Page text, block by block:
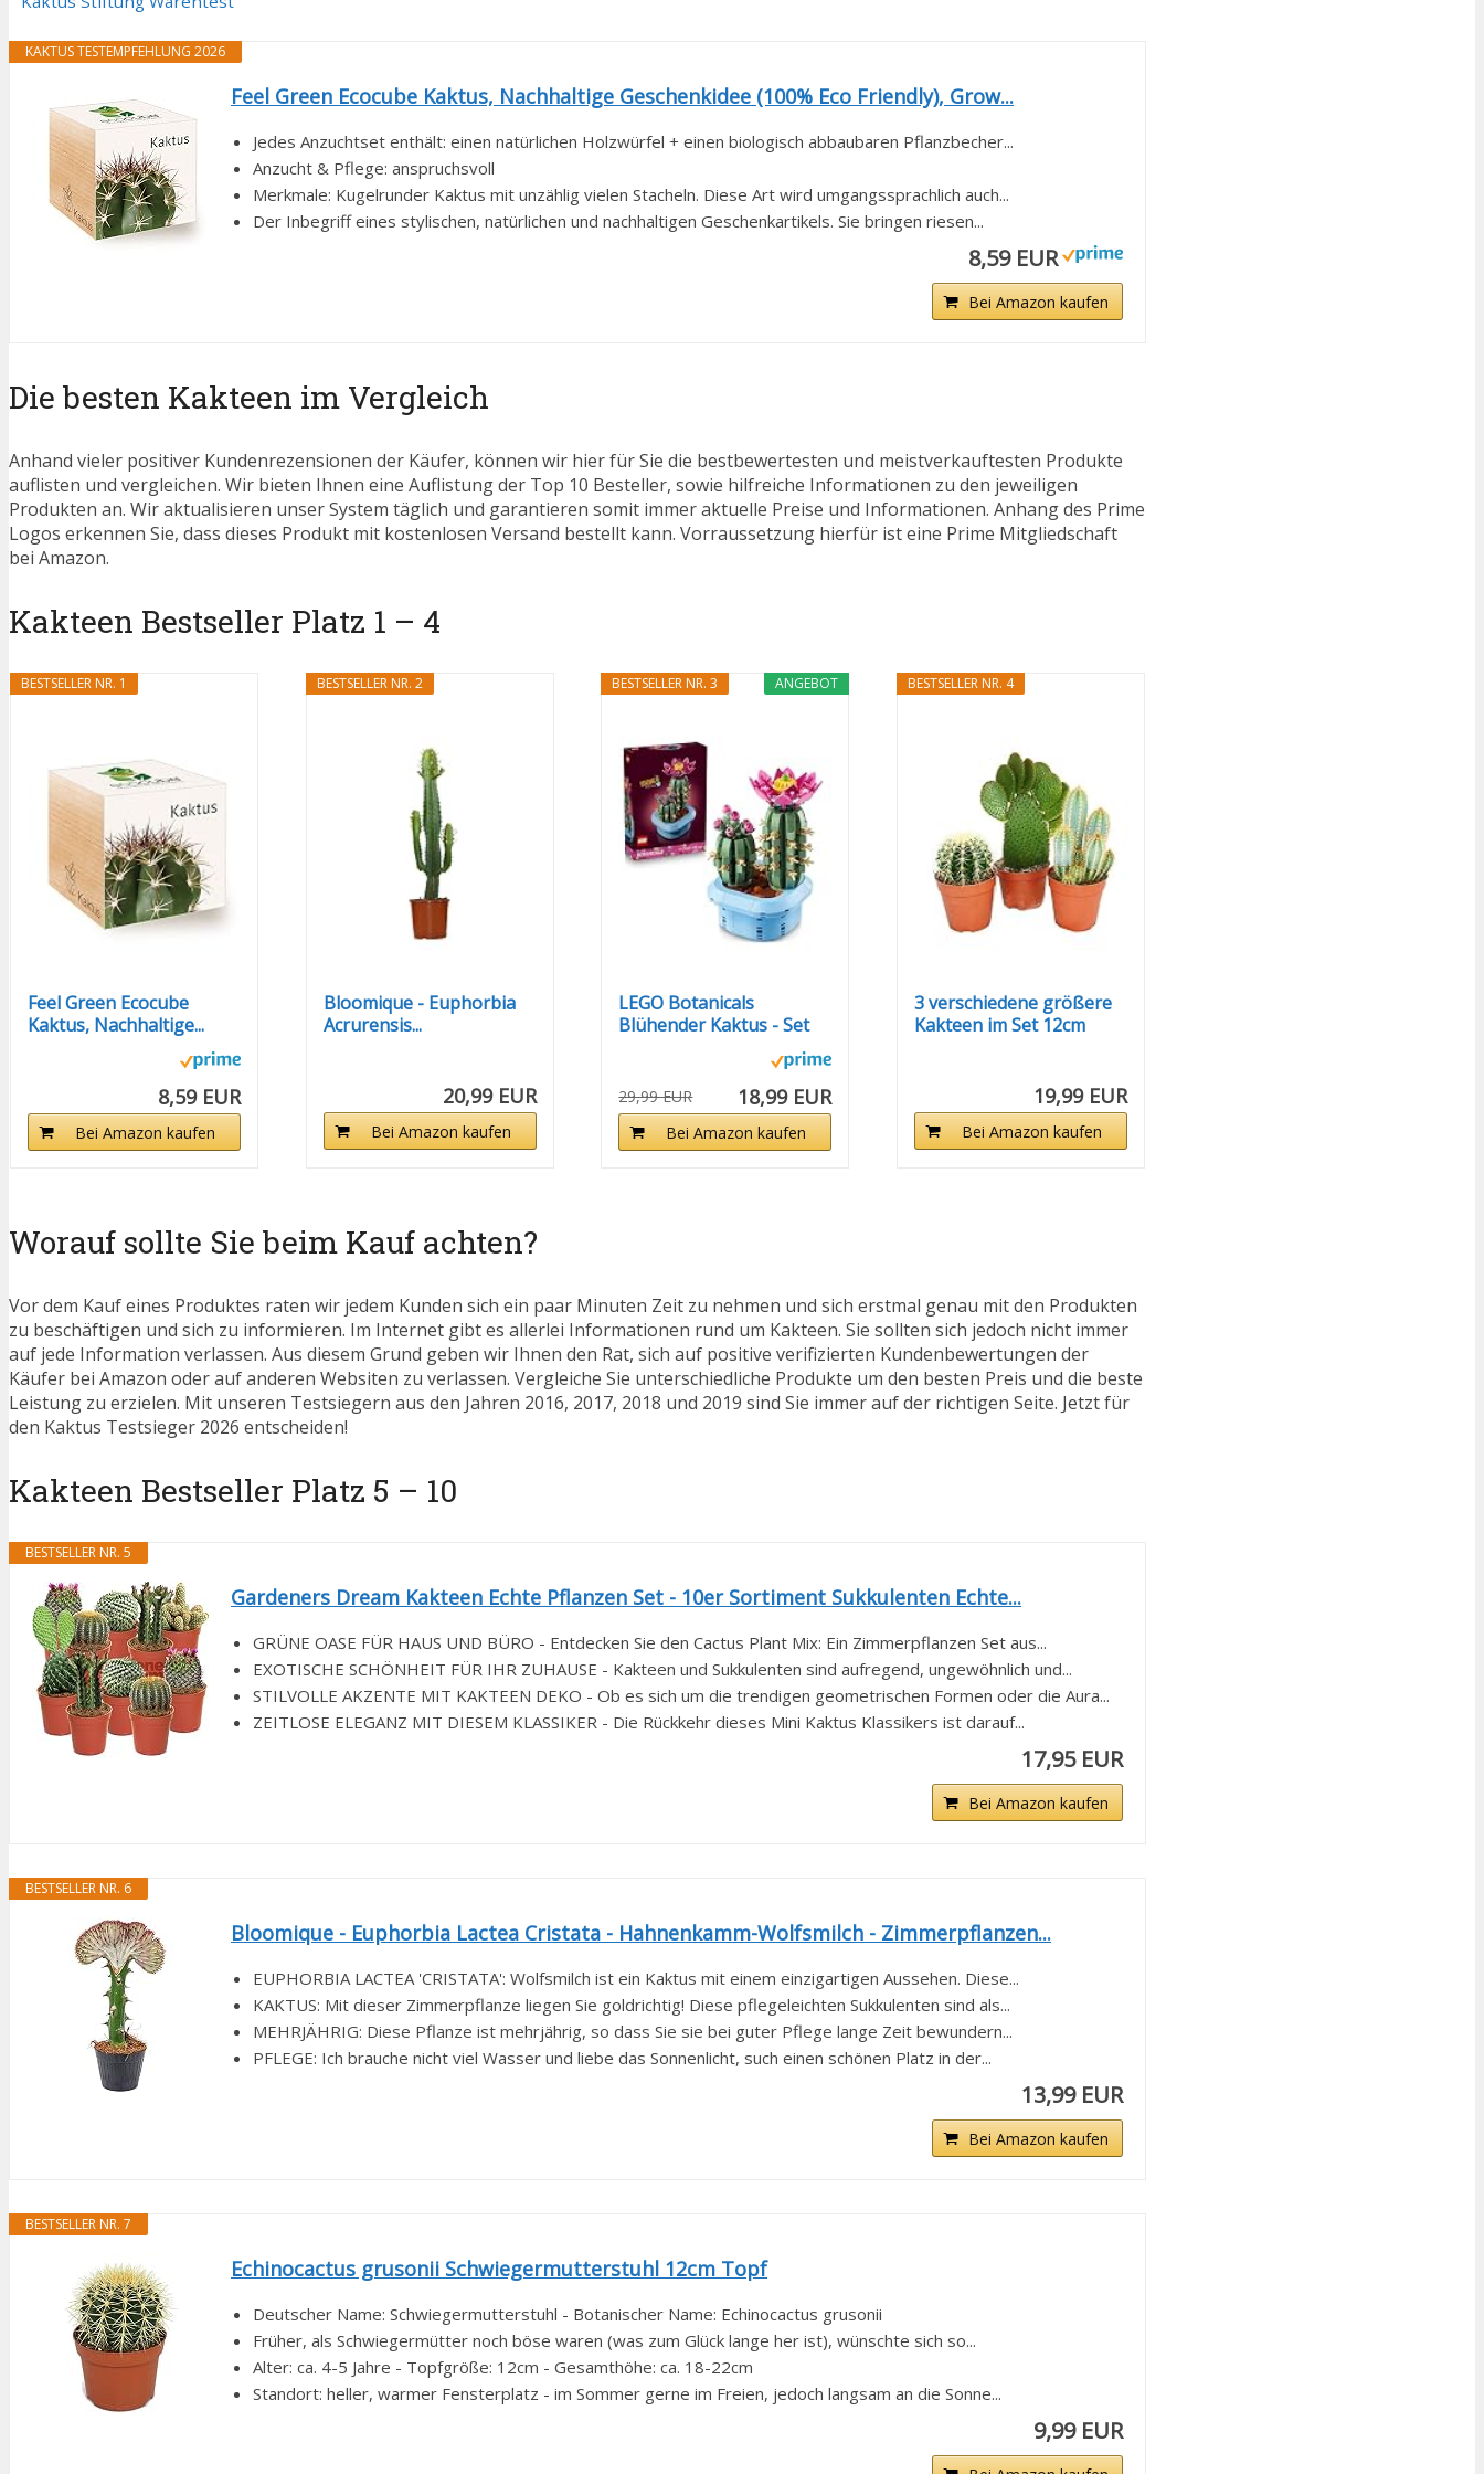
KAKTUS TESTEMPFEHLUNG 2026
Feel Green Ecocube Kaktus, Nachhaltige Geschenkidee (100% Eco Friendly), Grow...
Jedes Anzuchtset enthält: einen natürlichen Holzwürfel + einen biologisch abbaubaren Pflanzbecher...
Anzucht & Pflege: anspruchsvoll
Merkmale: Kugelrunder Kaktus mit unzählig vielen Stacheln. Diese Art wird umgangssprachlich auch...
Der Inbegriff eines stylischen, natürlichen und nachhaltigen Geschenkartikels. Sie bringen riesen...
8,59 EUR
Bei Amazon kaufen
Die besten Kakteen im Vergleich
Anhand vieler positiver Kundenrezensionen der Käufer, können wir hier für Sie die bestbewertesten und meistverkauftesten Produkte
auflisten und vergleichen. Wir bieten Ihnen eine Auflistung der Top 10 Besteller, sowie hilfreiche Informationen zu den jeweiligen
Produkten an. Wir aktualisieren unser System täglich und garantieren somit immer aktuelle Preise und Informationen. Anhang des Prime
Logos erkennen Sie, dass dieses Produkt mit kostenlosen Versand bestellt kann. Vorraussetzung hierfür ist eine Prime Mitgliedschaft
bei Amazon.
Kakteen Bestseller Platz 1 – 4
BESTSELLER NR. 1
Feel Green Ecocube
Kaktus, Nachhaltige...
8,59 EUR
Bei Amazon kaufen
BESTSELLER NR. 2
Bloomique - Euphorbia
Acrurensis...
20,99 EUR
Bei Amazon kaufen
ANGEBOT
BESTSELLER NR. 3
LEGO Botanicals
Blühender Kaktus - Set
29,99 EUR 18,99 EUR
Bei Amazon kaufen
BESTSELLER NR. 4
3 verschiedene größere
Kakteen im Set 12cm
19,99 EUR
Bei Amazon kaufen
Worauf sollte Sie beim Kauf achten?
Vor dem Kauf eines Produktes raten wir jedem Kunden sich ein paar Minuten Zeit zu nehmen und sich erstmal genau mit den Produkten
zu beschäftigen und sich zu informieren. Im Internet gibt es allerlei Informationen rund um Kakteen. Sie sollten sich jedoch nicht immer
auf jede Information verlassen. Aus diesem Grund geben wir Ihnen den Rat, sich auf positive verifizierten Kundenbewertungen der
Käufer bei Amazon oder auf anderen Websiten zu verlassen. Vergleiche Sie unterschiedliche Produkte um den besten Preis und die beste
Leistung zu erzielen. Mit unseren Testsiegern aus den Jahren 2016, 2017, 2018 und 2019 sind Sie immer auf der richtigen Seite. Jetzt für
den Kaktus Testsieger 2026 entscheiden!
Kakteen Bestseller Platz 5 – 10
BESTSELLER NR. 5
Gardeners Dream Kakteen Echte Pflanzen Set - 10er Sortiment Sukkulenten Echte...
GRÜNE OASE FÜR HAUS UND BÜRO - Entdecken Sie den Cactus Plant Mix: Ein Zimmerpflanzen Set aus...
EXOTISCHE SCHÖNHEIT FÜR IHR ZUHAUSE - Kakteen und Sukkulenten sind aufregend, ungewöhnlich und...
STILVOLLE AKZENTE MIT KAKTEEN DEKO - Ob es sich um die trendigen geometrischen Formen oder die Aura...
ZEITLOSE ELEGANZ MIT DIESEM KLASSIKER - Die Rückkehr dieses Mini Kaktus Klassikers ist darauf...
17,95 EUR
Bei Amazon kaufen
BESTSELLER NR. 6
Bloomique - Euphorbia Lactea Cristata - Hahnenkamm-Wolfsmilch - Zimmerpflanzen...
EUPHORBIA LACTEA 'CRISTATA': Wolfsmilch ist ein Kaktus mit einem einzigartigen Aussehen. Diese...
KAKTUS: Mit dieser Zimmerpflanze liegen Sie goldrichtig! Diese pflegeleichten Sukkulenten sind als...
MEHRJÄHRIG: Diese Pflanze ist mehrjährig, so dass Sie sie bei guter Pflege lange Zeit bewundern...
PFLEGE: Ich brauche nicht viel Wasser und liebe das Sonnenlicht, such einen schönen Platz in der...
13,99 EUR
Bei Amazon kaufen
BESTSELLER NR. 7
Echinocactus grusonii Schwiegermutterstuhl 12cm Topf
Deutscher Name: Schwiegermutterstuhl - Botanischer Name: Echinocactus grusonii
Früher, als Schwiegermütter noch böse waren (was zum Glück lange her ist), wünschte sich so...
Alter: ca. 4-5 Jahre - Topfgröße: 12cm - Gesamthöhe: ca. 18-22cm
Standort: heller, warmer Fensterplatz - im Sommer gerne im Freien, jedoch langsam an die Sonne...
9,99 EUR